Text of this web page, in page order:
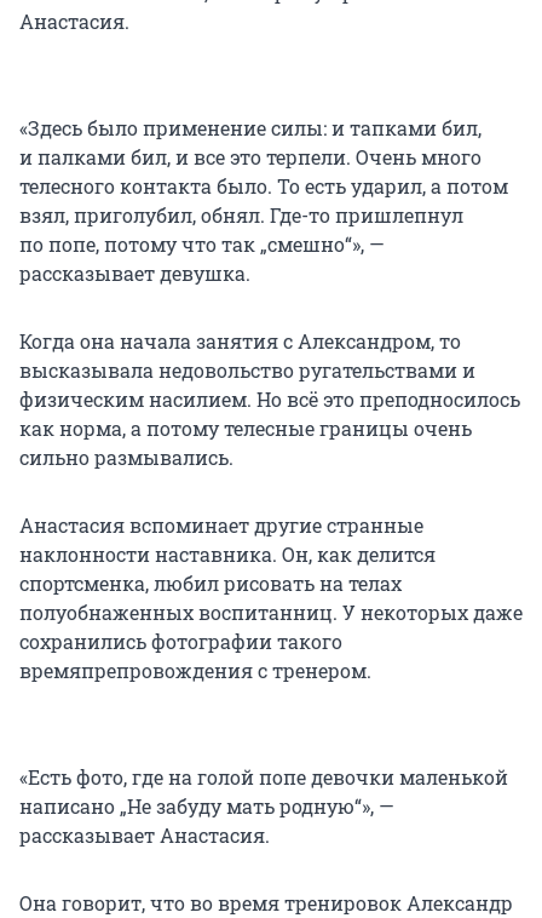
Анастасия.
«Здесь было применение силы: и тапками бил,
и палками бил, и все это терпели. Очень много
телесного контакта было. То есть ударил, а потом
взял, приголубил, обнял. Где-то пришлепнул
по попе, потому что так „смешно“», —
рассказывает девушка.
Когда она начала занятия с Александром, то
высказывала недовольство ругательствами и
физическим насилием. Но всё это преподносилось
как норма, а потому телесные границы очень
сильно размывались.
Анастасия вспоминает другие странные
наклонности наставника. Он, как делится
спортсменка, любил рисовать на телах
полуобнаженных воспитанниц. У некоторых даже
сохранились фотографии такого
времяпрепровождения с тренером.
«Есть фото, где на голой попе девочки маленькой
написано „Не забуду мать родную“», —
рассказывает Анастасия.
Она говорит, что во время тренировок Александр